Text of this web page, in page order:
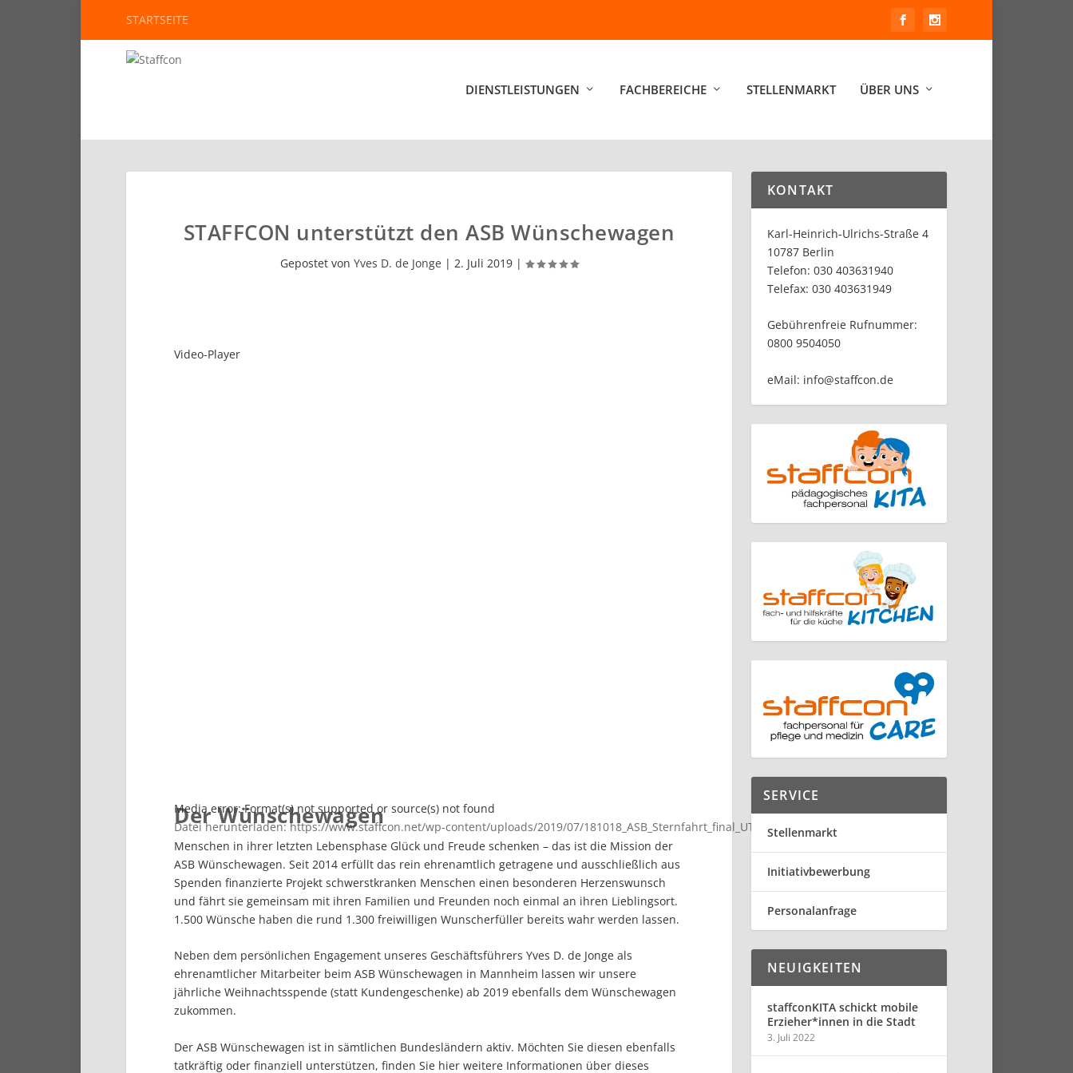
STARTSEITE
DIENSTLEISTUNGEN FACHBEREICHE STELLENMARKT ÜBER UNS
STAFFCON unterstützt den ASB Wünschewagen
Gepostet vonYves D. de Jonge |2. Juli 2019 |
Video-Player
Media error: Format(s) not supported or source(s) not found
Datei herunterladen: https://www.staffcon.net/wp-content/uploads/2019/07/181018_ASB_Sternfahrt_final_UT-1.mp4?_=1
00:00
Pfeiltasten Hoch/Runter benutzen, um die Lautstärke zu regeln.
Der Wünschewagen
Menschen in ihrer letzten Lebensphase Glück und Freude schenken – das ist die Mission der
ASB Wünschewagen. Seit 2014 erfüllt das rein ehrenamtlich getragene und ausschließlich aus
Spenden finanzierte Projekt schwerstkranken Menschen einen besonderen Herzenswunsch
und fährt sie gemeinsam mit ihren Familien und Freunden noch einmal an ihren Lieblingsort.
1.500 Wünsche haben die rund 1.300 freiwilligen Wunscherfüller bereits wahr werden lassen.
Neben dem persönlichen Engagement unseres Geschäftsführers Yves D. de Jonge als
ehrenamtlicher Mitarbeiter beim ASB Wünschewagen in Mannheim lassen wir unsere
jährliche Weihnachtsspende (statt Kundengeschenke) ab 2019 ebenfalls dem Wünschewagen
zukommen.
Der ASB Wünschewagen ist in sämtlichen Bundesländern aktiv. Möchten Sie diesen ebenfalls
tatkräftig oder finanziell unterstützen, finden Sie hier weitere Informationen über dieses
KONTAKT
Karl-Heinrich-Ulrichs-Straße 4
10787 Berlin
Telefon: 030 403631940
Telefax: 030 403631949
Gebührenfreie Rufnummer:
0800 9504050
eMail: info@staffcon.de
SERVICE
Stellenmarkt
Initiativbewerbung
Personalanfrage
NEUIGKEITEN
staffconKITA schickt mobile
Erzieher*innen in die Stadt
3. Juli 2022